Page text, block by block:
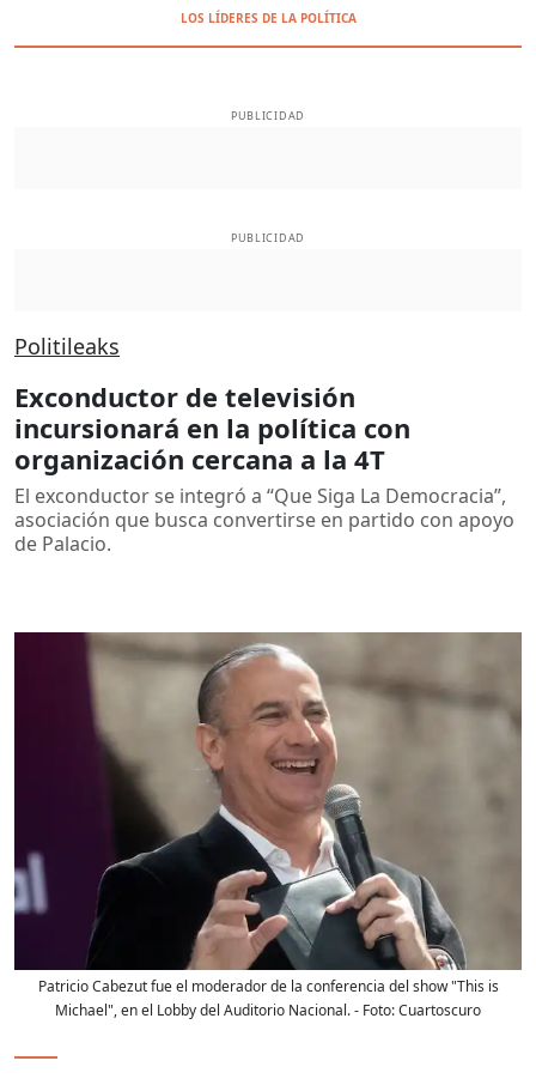
LOS LÍDERES DE LA POLÍTICA
PUBLICIDAD
PUBLICIDAD
Politileaks
Exconductor de televisión
incursionará en la política con
organización cercana a la 4T
El exconductor se integró a “Que Siga La Democracia”,
asociación que busca convertirse en partido con apoyo
de Palacio.
Patricio Cabezut fue el moderador de la conferencia del show "This is
Michael", en el Lobby del Auditorio Nacional.- Foto:Cuartoscuro